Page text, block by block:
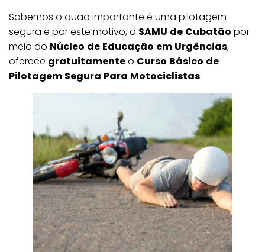
Sabemos o quão importante é uma pilotagem
segura e por este motivo, o SAMU de Cubatão por
meio do Núcleo de Educação em Urgências,
oferece gratuitamenteo Curso Básico de
Pilotagem Segura Para Motociclistas.